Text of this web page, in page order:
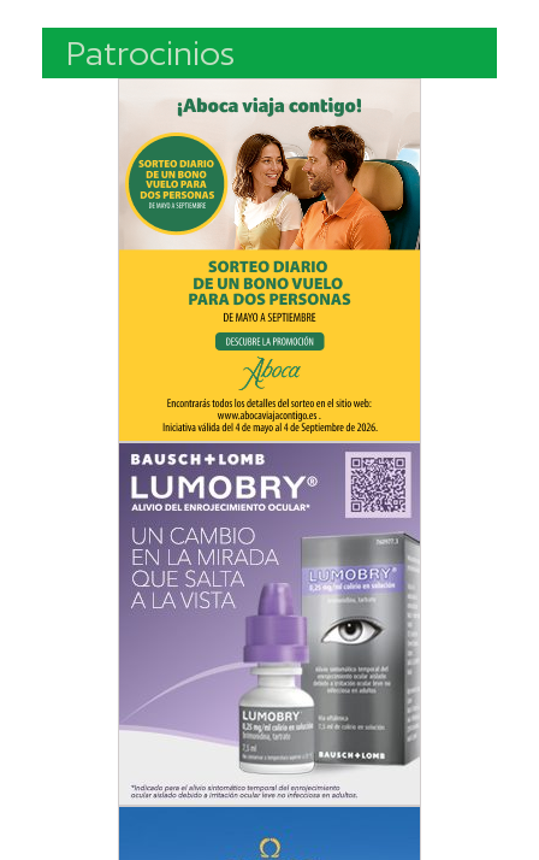
Patrocinios